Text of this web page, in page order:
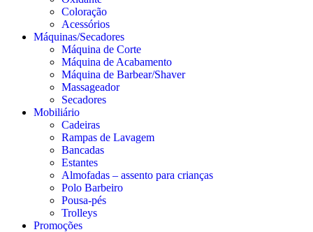
Coloração
Acessórios
Máquinas/Secadores
Máquina de Corte
Máquina de Acabamento
Máquina de Barbear/Shaver
Massageador
Secadores
Mobiliário
Cadeiras
Rampas de Lavagem
Bancadas
Estantes
Almofadas – assento para crianças
Polo Barbeiro
Pousa-pés
Trolleys
Promoções